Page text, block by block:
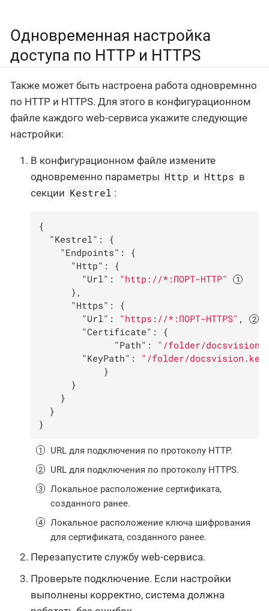
Одновременная настройка
доступа по HTTP и HTTPS
Также может быть настроена работа одновремнно
по HTTP и HTTPS. Для этого в конфигурационном
файле каждого web-сервиса укажите следующие
настройки:
В конфигурационном файле измените
одновременно параметры Http и Https в
секции Kestrel :
{
"Kestrel" : {
"Endpoints" : {
"Http" : {
"Url" : "http://*:ПОРТ-HTTP"
      },
"Https" : {
"Url" : "https://*:ПОРТ-HTTPS" ,
"Certificate" : {
"Path" : "/folder/
"KeyPath" : "/folder/
      }
    }
  }
}
URL для подключения по протоколу HTTP.
URL для подключения по протоколу HTTPS.
Локальное расположение сертификата,
созданного ранее.
Локальное расположение ключа шифрования
для сертификата, созданного ранее.
Перезапустите службу web-сервиса.
Проверьте подключение. Если настройки
выполнены корректно, система должна